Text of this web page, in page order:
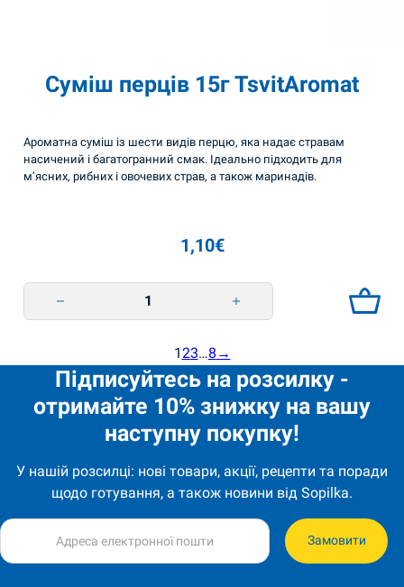
Суміш перців 15г TsvitAromat
Ароматна суміш із шести видів перцю, яка надає стравам
насичений і багатогранний смак. Ідеально підходить для
м’ясних, рибних і овочевих страв, а також маринадів.
1,10€
123…8 →
Підписуйтесь на розсилку -
отримайте 10% знижку на вашу
наступну покупку!
У нашій розсилці: нові товари, акції, рецепти та поради
щодо готування, а також новини від Sopilka.
Замовити